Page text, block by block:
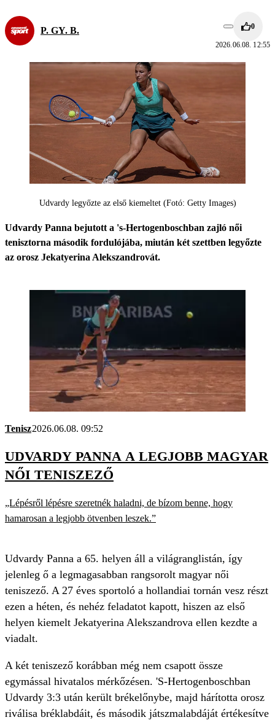
P. GY. B. 0
2026.06.08. 12:55
Udvardy legyőzte az első kiemeltet (Fotó: Getty Images)
Udvardy Panna bejutott a 's-Hertogenboschban zajló női
tenisztorna második fordulójába, miután két szettben legyőzte
az orosz Jekatyerina Alekszandrovát.
Tenisz2026.06.08. 09:52
UDVARDY PANNA A LEGJOBB MAGYAR
NŐI TENISZEZŐ
„Lépésről lépésre szeretnék haladni, de bízom benne, hogy
hamarosan a legjobb ötvenben leszek.”
Udvardy Panna a 65. helyen áll a világranglistán, így
jelenleg ő a legmagasabban rangsorolt magyar női
teniszező. A 27 éves sportoló a hollandiai tornán vesz részt
ezen a héten, és nehéz feladatot kapott, hiszen az első
helyen kiemelt Jekatyerina Alekszandrova ellen kezdte a
viadalt.
A két teniszező korábban még nem csapott össze
egymással hivatalos mérkőzésen. 'S-Hertogenboschban
Udvardy 3:3 után került brékelőnybe, majd hárította orosz
riválisa bréklabdáit, és második játszmalabdáját értékesítve